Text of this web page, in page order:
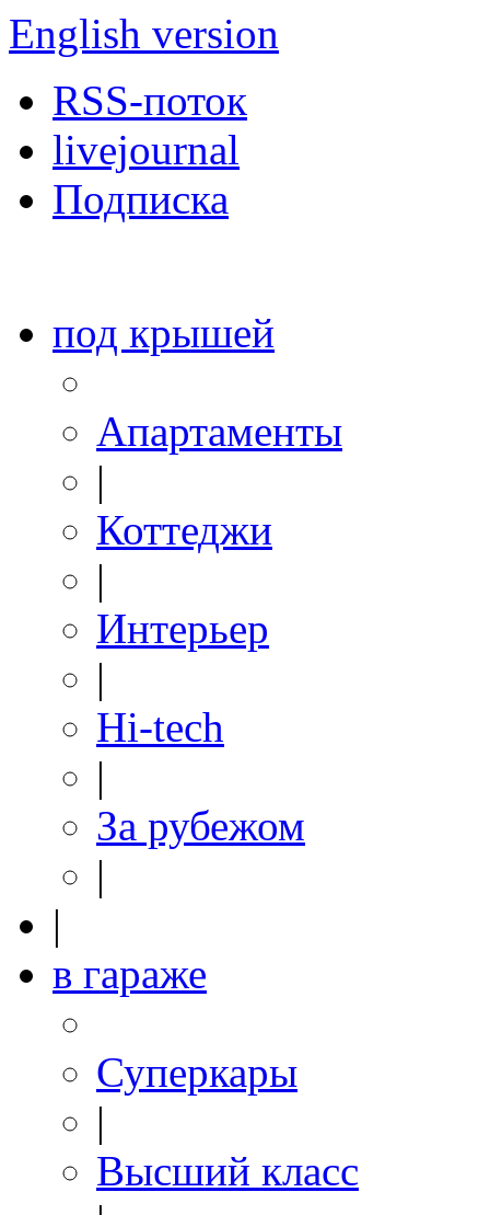
English version
RSS-поток
livejournal
Подписка
под крышей
Апартаменты
|
Коттеджи
|
Интерьер
|
Hi-tech
|
За рубежом
|
|
в гараже
Суперкары
|
Высший класс